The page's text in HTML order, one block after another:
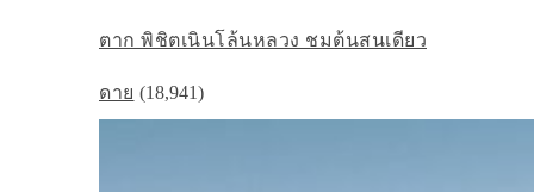
ตาก พิชิตเนินโล้นหลวง ชมต้นสนเดียว
ดาย (18,941)